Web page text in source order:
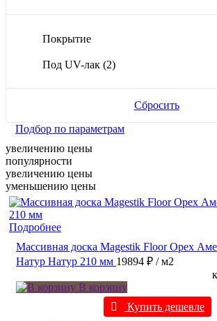
Покрытие
Под UV-лак (2)
Сбросить
Подбор по параметрам
увеличению цены
популярности
увеличению цены
уменьшению цены
Подробнее
Массивная доска Magestik Floor Орех
Натур Натур 210 мм 19894 ₽ / м2
В корзину
Купить дешевле